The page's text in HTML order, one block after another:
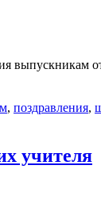
, поздравления,
учителя